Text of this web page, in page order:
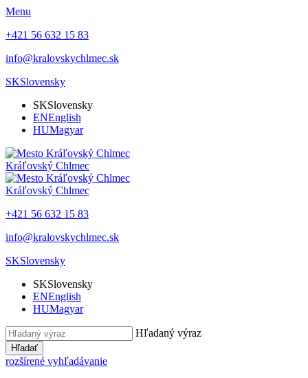
Menu
+421 56 632 15 83
info@kralovskychlmec.sk
SKSlovensky
SKSlovensky
ENEnglish
HUMagyar
Kráľovský Chlmec
Kráľovský Chlmec
+421 56 632 15 83
info@kralovskychlmec.sk
SKSlovensky
SKSlovensky
ENEnglish
HUMagyar
Hľadaný výraz
Hľadať
rozšírené vyhľadávanie